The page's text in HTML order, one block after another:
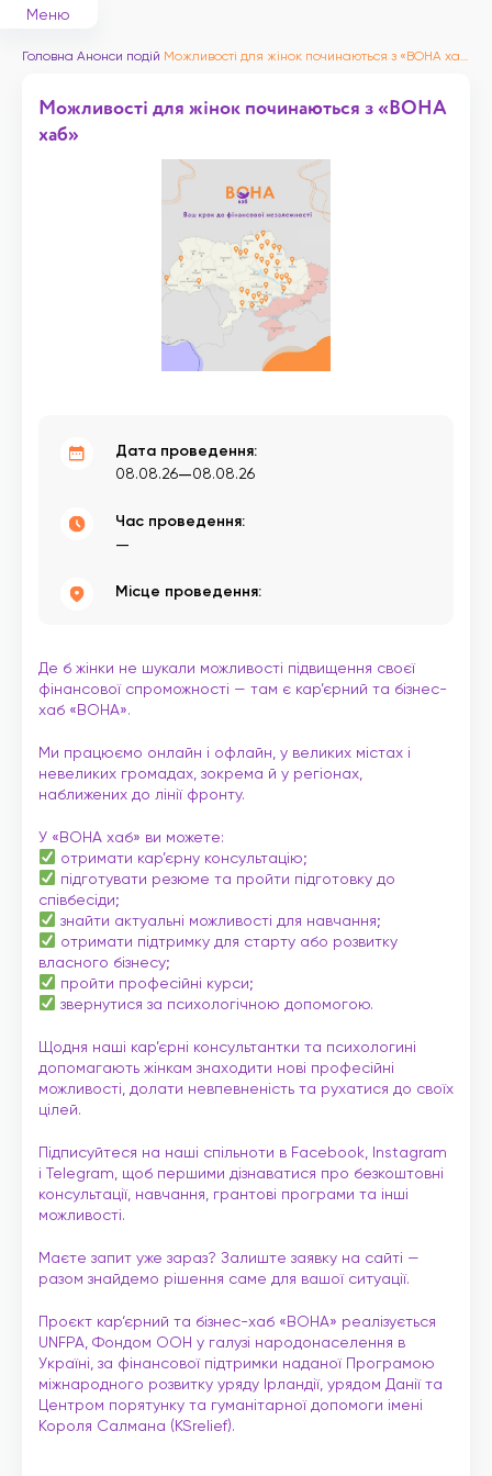
Меню
Головна Анонси подій Можливості для жінок починаються з «ВОНА хаб»
Можливості для жінок починаються з «ВОНА
хаб»
Дата проведення:
08.08.26—08.08.26
Час проведення:
—
Місце проведення:
Де б жінки не шукали можливості підвищення своєї
фінансової спроможності — там є кар’єрний та бізнес-
хаб «ВОНА».
Ми працюємо онлайн і офлайн, у великих містах і
невеликих громадах, зокрема й у регіонах,
наближених до лінії фронту.
У «ВОНА хаб» ви можете:
отримати кар’єрну консультацію;
підготувати резюме та пройти підготовку до
співбесіди;
знайти актуальні можливості для навчання;
отримати підтримку для старту або розвитку
власного бізнесу;
пройти професійні курси;
звернутися за психологічною допомогою.
Щодня наші кар’єрні консультантки та психологині
допомагають жінкам знаходити нові професійні
можливості, долати невпевненість та рухатися до своїх
цілей.
Підписуйтеся на наші спільноти в Facebook, Instagram
і Telegram, щоб першими дізнаватися про безкоштовні
консультації, навчання, грантові програми та інші
можливості.
Маєте запит уже зараз? Залиште заявку на сайті —
разом знайдемо рішення саме для вашої ситуації.
Проєкт кар‘єрний та бізнес-хаб «ВОНА» реалізується
UNFPA, Фондом ООН у галузі народонаселення в
Україні, за фінансової підтримки наданої Програмою
міжнародного розвитку уряду Ірландії, урядом Данії та
Центром порятунку та гуманітарної допомоги імені
Короля Салмана (KSrelief).